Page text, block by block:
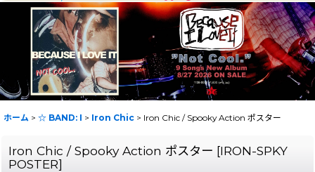
ホーム > ☆ BAND: I > Iron Chic > Iron Chic / Spooky Action ポスター
Iron Chic / Spooky Action ポスター [IRON-SPKY
POSTER]